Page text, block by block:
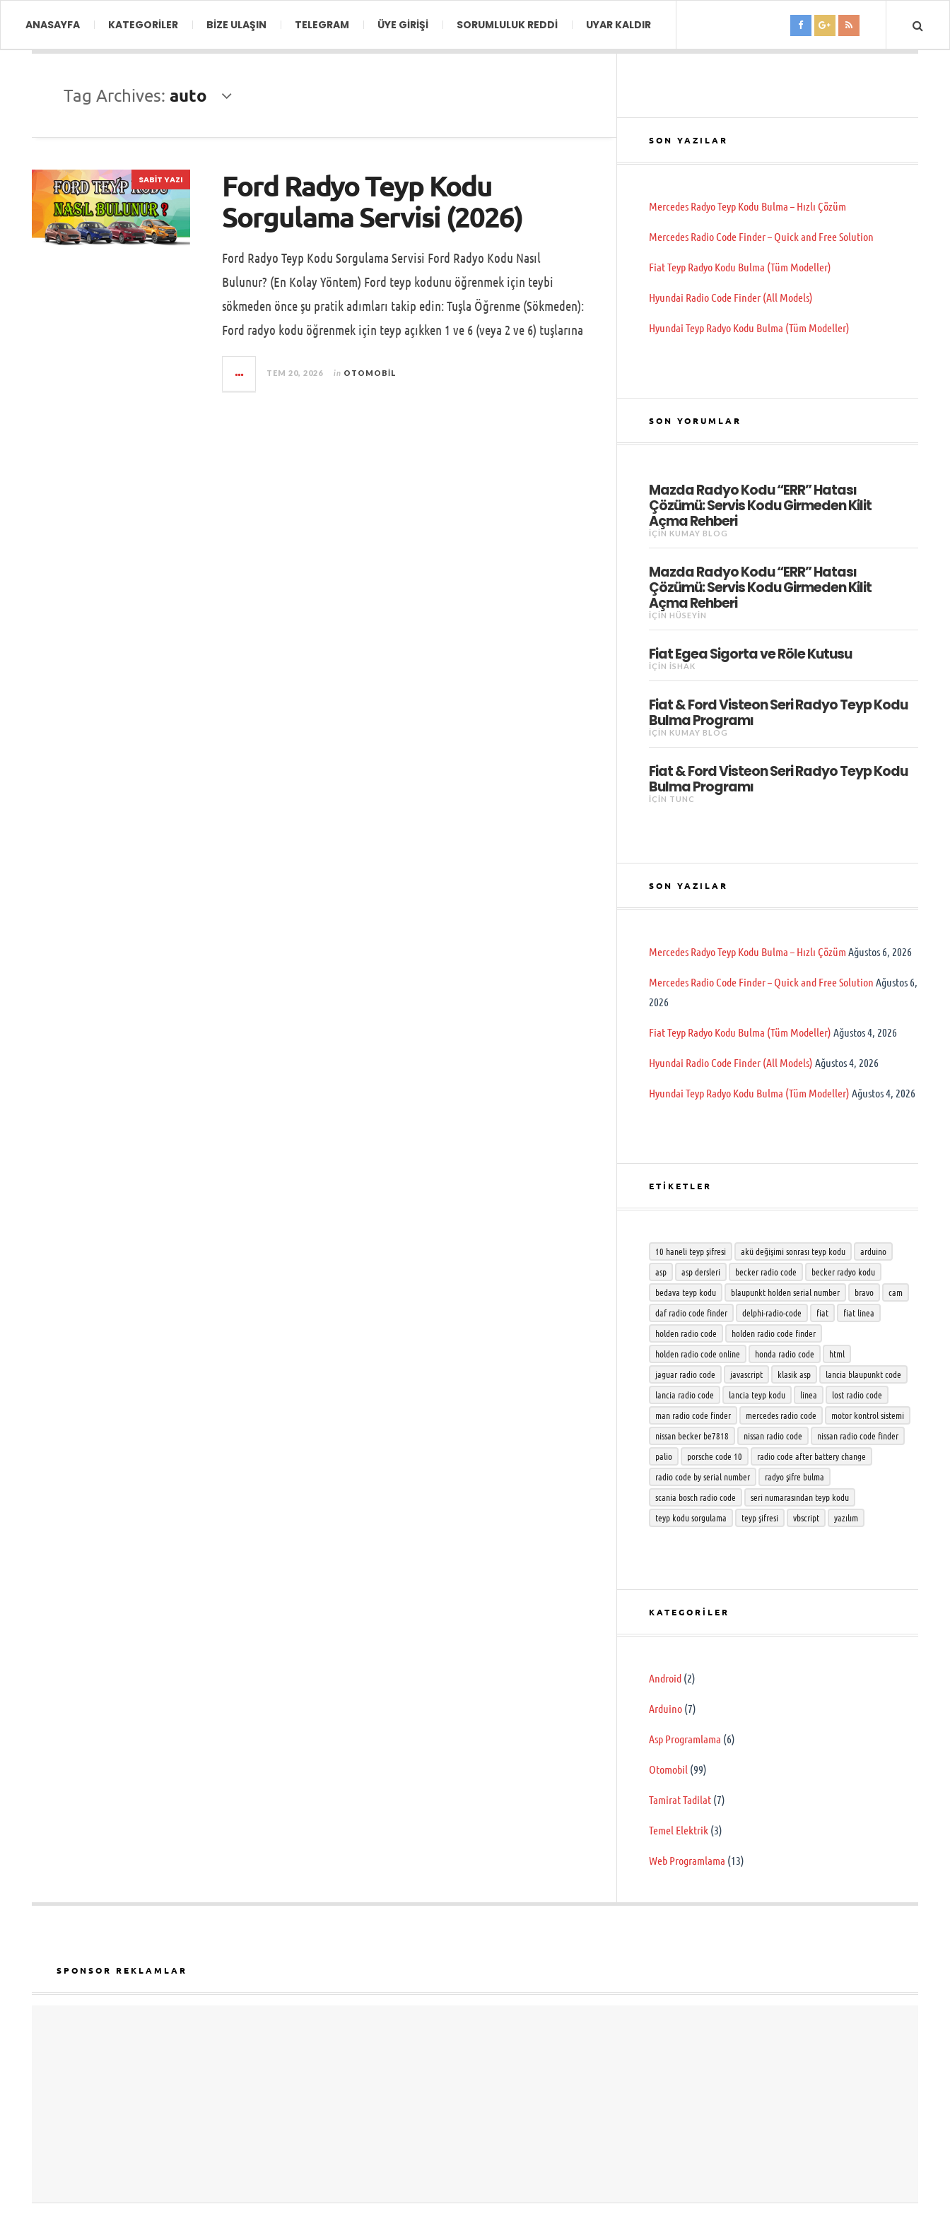
ANASAYFA KATEGORİLER BİZE ULAŞIN TELEGRAM ÜYE GIRIŞI SORUMLULUK REDDI UYAR KALDIR
Tag Archives: auto
SABIT YAZI
Ford Radyo Teyp Kodu
Sorgulama Servisi (2026)
Ford Radyo Teyp Kodu Sorgulama Servisi Ford Radyo Kodu Nasıl
Bulunur? (En Kolay Yöntem) Ford teyp kodunu öğrenmek için teybi
sökmeden önce şu pratik adımları takip edin: Tuşla Öğrenme (Sökmeden):
Ford radyo kodu öğrenmek için teyp açıkken 1 ve 6 (veya 2 ve 6) tuşlarına
TEM 20, 2026 in OTOMOBIL
SON YAZILAR
Mercedes Radyo Teyp Kodu Bulma – Hızlı Çözüm
Mercedes Radio Code Finder – Quick and Free Solution
Fiat Teyp Radyo Kodu Bulma (Tüm Modeller)
Hyundai Radio Code Finder (All Models)
Hyundai Teyp Radyo Kodu Bulma (Tüm Modeller)
SON YORUMLAR
Mazda Radyo Kodu “ERR” Hatası
Çözümü: Servis Kodu Girmeden Kilit
Açma Rehberi
IÇIN KUMAY BLOG
Mazda Radyo Kodu “ERR” Hatası
Çözümü: Servis Kodu Girmeden Kilit
Açma Rehberi
IÇIN HÜSEYIN
Fiat Egea Sigorta ve Röle Kutusu
IÇIN İSHAK
Fiat & Ford Visteon Seri Radyo Teyp Kodu
Bulma Programı
IÇIN KUMAY BLOG
Fiat & Ford Visteon Seri Radyo Teyp Kodu
Bulma Programı
IÇIN TUNC
SON YAZILAR
Mercedes Radyo Teyp Kodu Bulma – Hızlı Çözüm Ağustos 6, 2026
Mercedes Radio Code Finder – Quick and Free Solution Ağustos 6,
2026
Fiat Teyp Radyo Kodu Bulma (Tüm Modeller) Ağustos 4, 2026
Hyundai Radio Code Finder (All Models) Ağustos 4, 2026
Hyundai Teyp Radyo Kodu Bulma (Tüm Modeller) Ağustos 4, 2026
ETİKETLER
10 haneli teyp şifresi akü değişimi sonrası teyp kodu
arduino
asp
asp dersleri becker radio code
becker radyo kodu
bedava teyp kodu
blaupunkt holden serial number bravo
cam
daf radio code finder
delphi-radio-code fiat
fiat linea
holden radio code
holden radio code finder
holden radio code online
honda radio code
html
jaguar radio code
javascript klasik asp
lancia blaupunkt code
lancia radio code
lancia teyp kodu linea
lost radio code
man radio code finder
mercedes radio code
motor kontrol sistemi
nissan becker be7818
nissan radio code
nissan radio code finder
palio
porsche code 10
radio code after battery change
radio code by serial number
radyo şifre bulma
scania bosch radio code
seri numarasından teyp kodu
teyp kodu sorgulama
teyp şifresi vbscript yazılım
KATEGORILER
Android(2)
Arduino(7)
Asp Programlama (6)
Otomobil (99)
Tamirat Tadilat(7)
Temel Elektrik(3)
Web Programlama (13)
SPONSOR REKLAMLAR